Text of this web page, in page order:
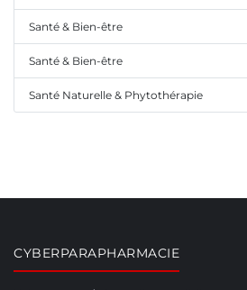
Santé & Bien-être
Santé & Bien-être
Santé Naturelle & Phytothérapie
CYBERPARAPHARMACIE